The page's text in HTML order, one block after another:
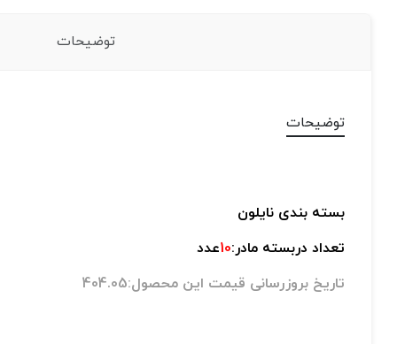
توضیحات
توضیحات
بسته بندی نایلون
تعداد دربسته مادر:10عدد
تاریخ بروزرسانی قیمت این محصول:404.05